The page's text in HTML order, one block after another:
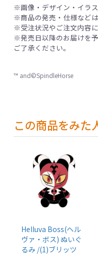
※画像・デザイン・イラ
※商品の発売・仕様など
※受注状況やご注文内容
※発売日以降のお届けを
ご了承ください。
™ and©SpindleHorse
この商品をみた
Helluva Boss(ヘル
ヴァ・ボス) ぬいぐ
るみ /(1)ブリッツ